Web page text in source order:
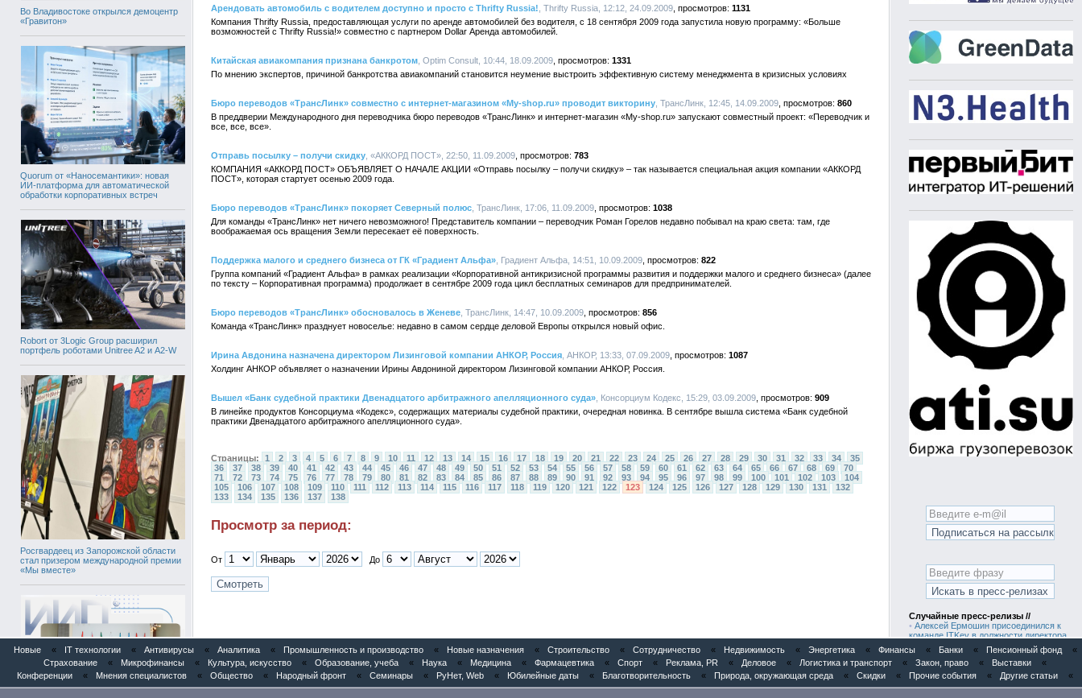
Во Владивостоке открылся демоцентр
«Гравитон»
Quorum от «Наносемантики»: новая
ИИ-платформа для автоматической
обработки корпоративных встреч
Robort от 3Logic Group расширил
портфель роботами Unitree A2 и A2-W
Росгвардеец из Запорожской области
стал призером международной премии
«Мы вместе»
Арендовать автомобиль с водителем доступно и просто с Thrifty Russia! , Thrifty Russia, 12:12, 24.09.2009
1131
Компания Thrifty Russia, предоставляющая услуги по аренде автомобилей без водителя, с 18 сентября 2009 года запустила новую программу: «Больше
возможностей с Thrifty Russia!» совместно с партнером Dollar Аренда автомобилей.
Китайская авиакомпания признана банкротом , Optim Consult, 10:44, 18.09.2009
1331
По мнению экспертов, причиной банкротства авиакомпаний становится неумение выстроить эффективную систему менеджмента в кризисных условиях
Бюро переводов «ТрансЛинк» совместно с интернет-магазином «My-shop.ru» проводит викторину , ТрансЛинк, 12:45, 14.09.2009
860
В преддверии Международного дня переводчика бюро переводов «ТрансЛинк» и интернет-магазин «My-shop.ru» запускают совместный проект: «Переводчик и
все, все, все».
Отправь посылку – получи скидку , «АККОРД ПОСТ», 22:50, 11.09.2009
783
КОМПАНИЯ «АККОРД ПОСТ» ОБЪЯВЛЯЕТ О НАЧАЛЕ АКЦИИ «Отправь посылку – получи скидку» – так называется специальная акция компании «АККОРД
ПОСТ», которая стартует осенью 2009 года.
Бюро переводов «ТрансЛинк» покоряет Северный полюс , ТрансЛинк, 17:06, 11.09.2009
1038
Для команды «ТрансЛинк» нет ничего невозможного! Представитель компании – переводчик Роман Горелов недавно побывал на краю света: там, где
воображаемая ось вращения Земли пересекает её поверхность.
Поддержка малого и среднего бизнеса от ГК «Градиент Альфа» , Градиент Альфа, 14:51, 10.09.2009
822
Группа компаний «Градиент Альфа» в рамках реализации «Корпоративной антикризисной программы развития и поддержки малого и среднего бизнеса» (далее
по тексту – Корпоративная программа) продолжает в сентябре 2009 года цикл бесплатных семинаров для предпринимателей.
Бюро переводов «ТрансЛинк» обосновалось в Женеве , ТрансЛинк, 14:47, 10.09.2009
856
Команда «ТрансЛинк» празднует новоселье: недавно в самом сердце деловой Европы открылся новый офис.
Ирина Авдонина назначена директором Лизинговой компании АНКОР, Россия , АНКОР, 13:33, 07.09.2009
1087
Холдинг АНКОР объявляет о назначении Ирины Авдониной директором Лизинговой компании АНКОР, Россия.
Вышел «Банк судебной практики Двенадцатого арбитражного апелляционного суда» , Консорциум Кодекс, 15:29, 03.09.2009
909
В линейке продуктов Консорциума «Кодекс», содержащих материалы судебной практики, очередная новинка. В сентябре вышла система «Банк судебной
практики Двенадцатого арбитражного апелляционного суда».
Страницы: 1 2 3 4 5 6 7 8 9 10 11 12 13 14 15 16 17 18 19 20 21 22 23 24 25 26 27 28 29 30 31 32 33 34
35
36
37 38 39 40 41 42 43 44 45 46 47 48 49 50 51 52 53 54 55 56 57 58 59 60 61 62 63 64 65 66 67 68 69
70
71
72 73 74 75 76 77 78 79 80 81 82 83 84 85 86 87 88 89 90 91 92 93 94 95 96 97 98 99 100 101 102 103
104
105
106 107 108 109 110 111 112 113 114 115 116 117 118 119 120 121 122 123 124 125 126 127 128 129 130 131
132
133
134 135 136 137 138
Просмотр за период:
От До
Случайные пресс-релизы //
• Алексей Ермошин присоединился к
команде ITKey в должности директора
по продукту
•«1С-Рарус» унифицировал кадровый
учет и расчет зарплаты 18 предприятий
АО «Первая нерудная компания»
Итоги 9-й технической конференции
Новые « IT технологии « Антивирусы « Аналитика « Промышленность и производство « Новые назначения « Строительство « Сотрудничество « Недвижимость « Энергетика « Финансы « Банки « Пенсионный фонд
«
Страхование
« Микрофинансы « Культура, искусство « Образование, учеба « Наука « Медицина « Фармацевтика « Спорт « Реклама, PR « Деловое « Логистика и транспорт « Закон, право « Выставки
«
Конференции
« Мнения специалистов « Общество « Народный фронт « Семинары « РуНет, Web « Юбилейные даты « Благотворительность « Природа, окружающая среда « Скидки « Прочие события « Другие статьи «